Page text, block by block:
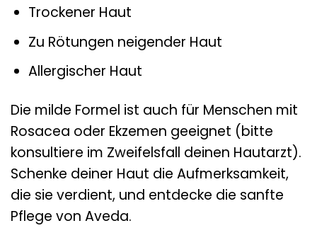
Trockener Haut
Zu Rötungen neigender Haut
Allergischer Haut
Die milde Formel ist auch für Menschen mit
Rosacea oder Ekzemen geeignet (bitte
konsultiere im Zweifelsfall deinen Hautarzt).
Schenke deiner Haut die Aufmerksamkeit,
die sie verdient, und entdecke die sanfte
Pflege von Aveda.